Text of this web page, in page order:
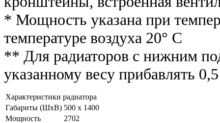
* Мощность указана при
температуре воздуха 20° С
** Для радиаторов с нижним
указанному весу прибавлять 0,5
Характеристики радиатора
Габариты (ШxВ) 500 x 1400
Мощность
2702